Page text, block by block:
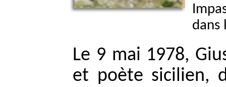
dans
Le 9 mai 1978,
et poète sicilien,